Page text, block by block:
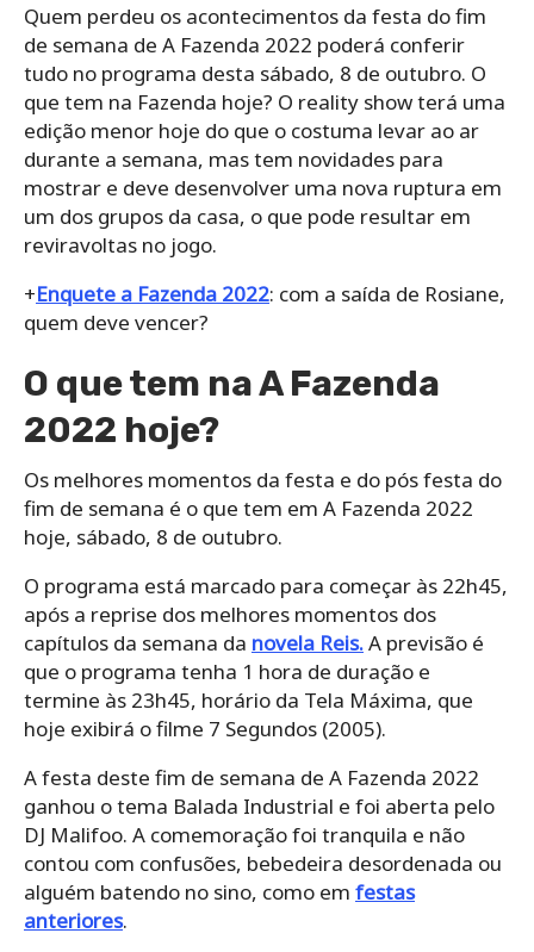
Quem perdeu os acontecimentos da festa do fim
de semana de A Fazenda 2022 poderá conferir
tudo no programa desta sábado, 8 de outubro. O
que tem na Fazenda hoje? O reality show terá uma
edição menor hoje do que o costuma levar ao ar
durante a semana, mas tem novidades para
mostrar e deve desenvolver uma nova ruptura em
um dos grupos da casa, o que pode resultar em
reviravoltas no jogo.
+Enquete a Fazenda 2022: com a saída de Rosiane,
quem deve vencer?
O que tem na A Fazenda
2022 hoje?
Os melhores momentos da festa e do pós festa do
fim de semana é o que tem em A Fazenda 2022
hoje, sábado, 8 de outubro.
O programa está marcado para começar às 22h45,
após a reprise dos melhores momentos dos
capítulos da semana da novela Reis.A previsão é
que o programa tenha 1 hora de duração e
termine às 23h45, horário da Tela Máxima, que
hoje exibirá o filme 7 Segundos (2005).
A festa deste fim de semana de A Fazenda 2022
ganhou o tema Balada Industrial e foi aberta pelo
DJ Malifoo. A comemoração foi tranquila e não
contou com confusões, bebedeira desordenada ou
alguém batendo no sino, como em festas
anteriores.